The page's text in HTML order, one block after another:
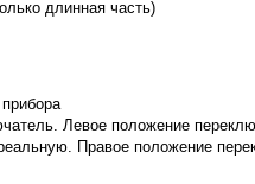
длинная часть)
Левое положение
Правое положение